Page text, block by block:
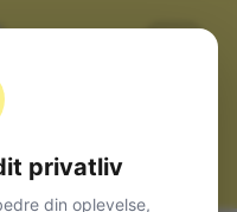
privatliv
din oplevelse,